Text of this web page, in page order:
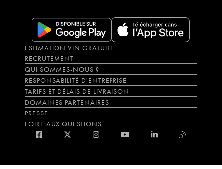
ESTIMATION VIN GRATUITE
RECRUTEMENT
QUI SOMMES-NOUS ?
RESPONSABILITÉ D'ENTREPRISE
TARIFS ET DÉLAIS DE LIVRAISON
DOMAINES PARTENAIRES
PRESSE
FOIRE AUX QUESTIONS